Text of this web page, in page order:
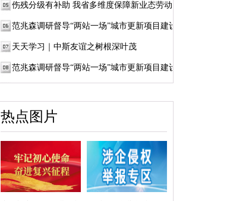
伤残分级有补助 我省多维度保障新业态劳动者...
范兆森调研督导“两站一场”城市更新项目建设
天天学习｜中斯友谊之树根深叶茂
范兆森调研督导“两站一场”城市更新项目建设
热点图片